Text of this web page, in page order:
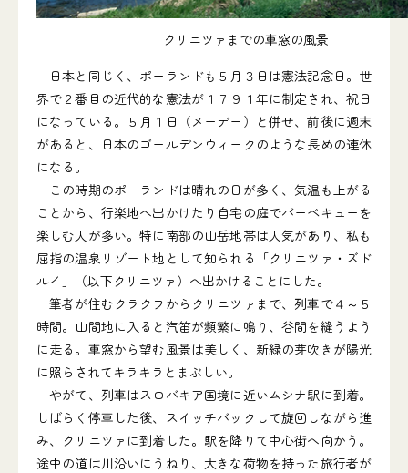
クリニツァまでの車窓の風景
日本と同じく、ポーランドも５月３日は憲法記念日。世
界で２番目の近代的な憲法が１７９１年に制定され、祝日
になっている。５月１日（メーデー）と併せ、前後に週末
があると、日本のゴールデンウィークのような長めの連休
になる。
この時期のポーランドは晴れの日が多く、気温も上がる
ことから、行楽地へ出かけたり自宅の庭でバーベキューを
楽しむ人が多い。特に南部の山岳地帯は人気があり、私も
屈指の温泉リゾート地として知られる「クリニツァ・ズド
ルイ」（以下クリニツァ）へ出かけることにした。
筆者が住むクラクフからクリニツァまで、列車で４～５
時間。山間地に入ると汽笛が頻繁に鳴り、谷間を縫うよう
に走る。車窓から望む風景は美しく、新緑の芽吹きが陽光
に照らされてキラキラとまぶしい。
やがて、列車はスロバキア国境に近いムシナ駅に到着。
しばらく停車した後、スイッチバックして旋回しながら進
み、クリニツァに到着した。駅を降りて中心街へ向かう。
途中の道は川沿いにうねり、大きな荷物を持った旅行者が